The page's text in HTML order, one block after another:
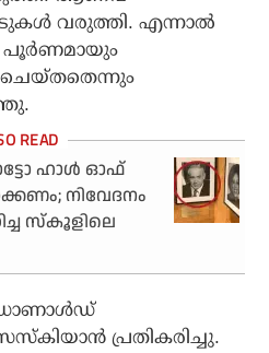
വരുത്തി. എന്നാല്‍
പൂര്‍ണമായും
ഹാള്‍ ഓഫ്
നിവേദനം
സ്‌കൂളിലെ
പ്രതികരിച്ചു.